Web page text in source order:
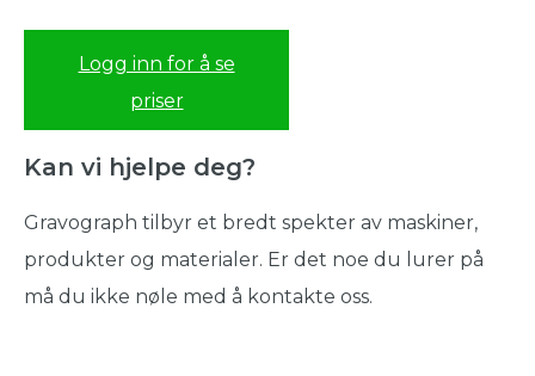
Logg inn for å se
priser
Kan vi hjelpe deg?
Gravograph tilbyr et bredt spekter av maskiner,
produkter og materialer. Er det noe du lurer på
må du ikke nøle med å kontakte oss.